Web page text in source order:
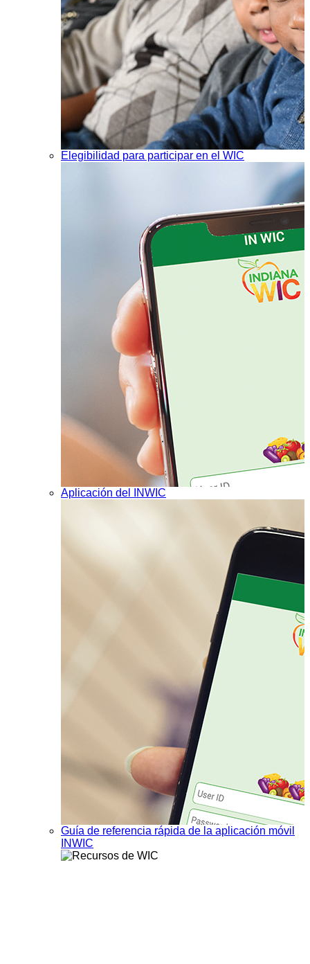
Elegibilidad para participar en el WIC
Aplicación del INWIC
Guía de referencia rápida de la aplicación móvil
INWIC